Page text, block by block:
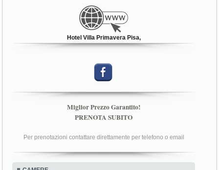
Hotel Villa Primavera Pisa,
Miglior Prezzo Garantito!
PRENOTA SUBITO
Per prenotazioni contattare direttamente per telefono o email